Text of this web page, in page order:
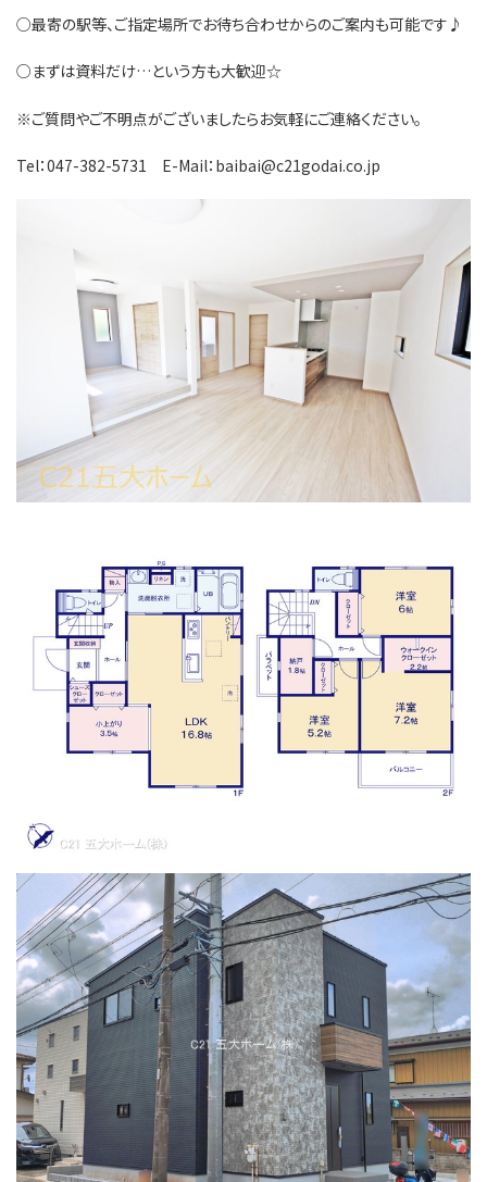
○最寄の駅等、ご指定場所でお待ち合わせからのご案内も可能です♪
○まずは資料だけ…という方も大歓迎☆
※ご質問やご不明点がございましたらお気軽にご連絡ください。
Tel：047-382-5731 E-Mail：baibai@c21godai.co.jp